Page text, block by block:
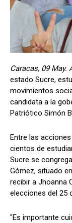
Caracas, 09 May.
estado Sucre,
movimientos
candidata a la
Patriótico Simón
Entre las
cientos de
Sucre se
Gómez, situado
recibir a Jhoanna
elecciones del 25
"Es importante